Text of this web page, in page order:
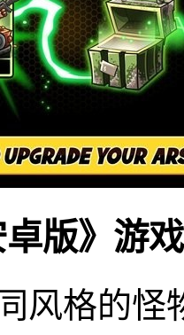
卓版》游
风格的